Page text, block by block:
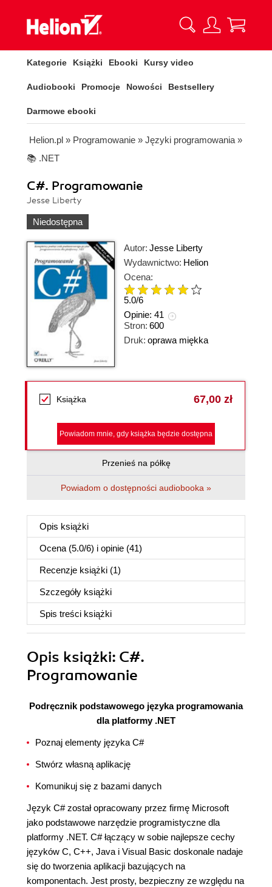
Kategorie Książki Ebooki Kursy video
Audiobooki Promocje Nowości Bestsellery
Darmowe ebooki
Helion.pl » Programowanie » Języki programowania »
📚 .NET
C#. Programowanie
Jesse Liberty
Niedostępna
Autor: Jesse Liberty
Wydawnictwo: Helion
Ocena:
5.0/6
Opinie: 41
Stron: 600
Druk: oprawa miękka
Książka 67,00 zł
Powiadom mnie, gdy książka będzie dostępna
Przenieś na półkę
Powiadom o dostępności audiobooka »
Opis książki
Ocena (5.0/6) i opinie (41)
Recenzje książki (1)
Szczegóły książki
Spis treści książki
Opis książki: C#.
Programowanie
Podręcznik podstawowego języka programowania
dla platformy .NET
Poznaj elementy języka C#
Stwórz własną aplikację
Komunikuj się z bazami danych
Język C# został opracowany przez firmę Microsoft
jako podstawowe narzędzie programistyczne dla
platformy .NET. C# łączący w sobie najlepsze cechy
języków C, C++, Java i Visual Basic doskonale nadaje
się do tworzenia aplikacji bazujących na
komponentach. Jest prosty, bezpieczny ze względu na